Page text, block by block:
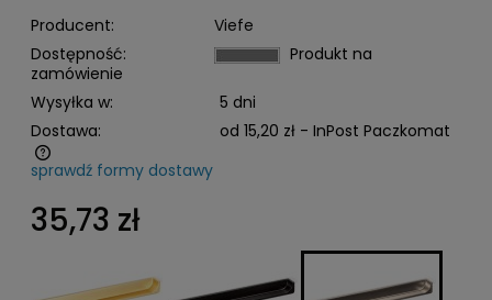
Producent:
Viefe
Dostępność:
Produkt na
zamówienie
Wysyłka w:
5 dni
Dostawa:
od 15,20 zł - InPost Paczkomat
Cena nie zawiera ewentualnych kosztów płatności
sprawdź formy dostawy
35,73 zł